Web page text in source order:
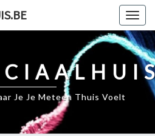
Je Je Meteen Thuis Voelt